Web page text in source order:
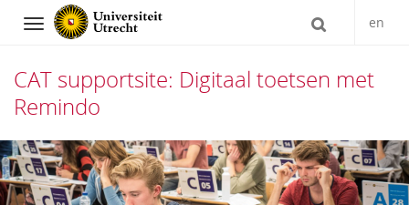
Navigation en
CAT supportsite: Digitaal toetsen met
Remindo
Direct
naar